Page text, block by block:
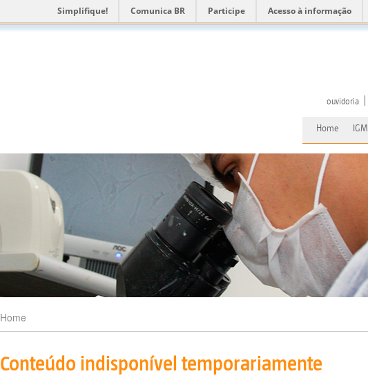
Simplifique! Comunica BR Participe Acesso à informação
ouvidoria
Home IGM
Home
Conteúdo indisponível temporariamente